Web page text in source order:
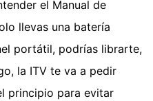
el Manual de
llevas una batería
portátil, podrías librarte,
la ITV te va a pedir
principio para evitar